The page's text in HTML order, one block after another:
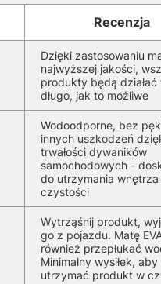
Recenzja
Dzięki zastosowaniu
najwyższej jakości,
produkty będą działać
długo, jak to możliwe
Wodoodporne, bez
innych uszkodzeń
trwałości dywaników
samochodowych -
do utrzymania wnętrza
czystości
Wytrząśnij produkt,
go z pojazdu. Matę
również przepłukać
Minimalny wysiłek, aby
utrzymać produkt w